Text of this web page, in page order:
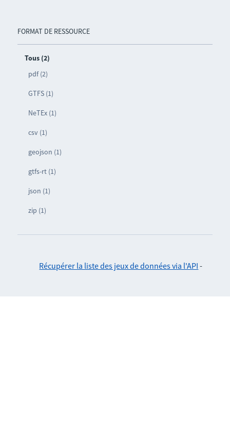
FORMAT DE RESSOURCE
Tous (2)
pdf (2)
GTFS (1)
NeTEx (1)
csv (1)
geojson (1)
gtfs-rt (1)
json (1)
zip (1)
Récupérer la liste des jeux de données via l'API -